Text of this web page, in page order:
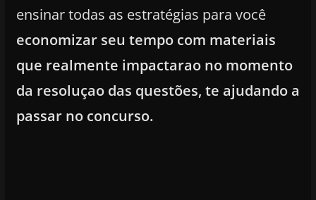
ensinar todas as estratégias para você
economizar seu tempo com materiais
que realmente impactarao no momento
da resoluçao das questões, te ajudando a
passar no concurso.